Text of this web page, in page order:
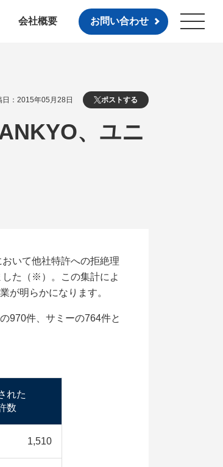
会社概要 お問い合わせ
日：2015年05月28日 ポストする
、ユニ
いて他社特許への拒絶理
た（※）。この集計によ
が明らかになります。
970件、サミーの764件と
れた
数
1,510